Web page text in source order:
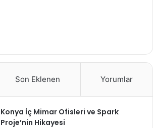
Son Eklenen Yorumlar
Konya İç Mimar Ofisleri ve Spark
Proje’nin Hikayesi